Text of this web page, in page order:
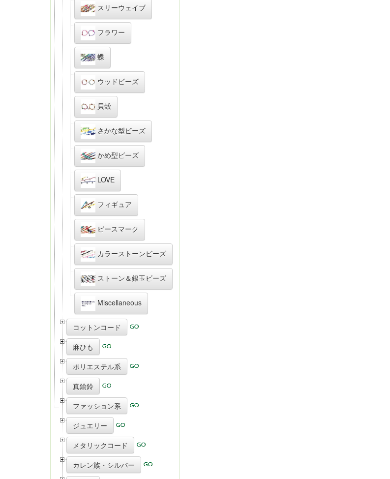
スリーウェイブ
フラワー
蝶
ウッドビーズ
貝殻
さかな型ビーズ
かめ型ビーズ
LOVE
フィギュア
ピースマーク
カラーストーンビーズ
ストーン＆銀玉ビーズ
Miscellaneous
コットンコード
麻ひも
ポリエステル系
真鍮鈴
ファッション系
ジュエリー
メタリックコード
カレン族・シルバー